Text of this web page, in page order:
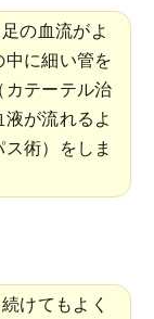
の血流がよ
中に細い管を
カテーテル治
が流れるよ
術）をしま
けてもよく